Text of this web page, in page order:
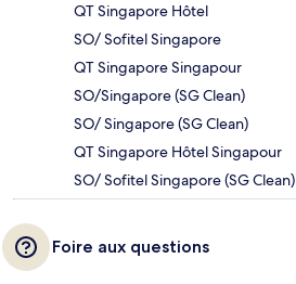
QT Singapore Hôtel
SO/ Sofitel Singapore
QT Singapore Singapour
SO/Singapore (SG Clean)
SO/ Singapore (SG Clean)
QT Singapore Hôtel Singapour
SO/ Sofitel Singapore (SG Clean)
Foire aux questions